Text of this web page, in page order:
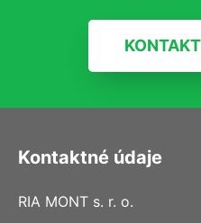
Kontaktné údaje
RIA MONT s. r. o.